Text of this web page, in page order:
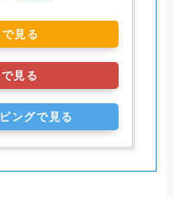
見る
見る
ングで見る